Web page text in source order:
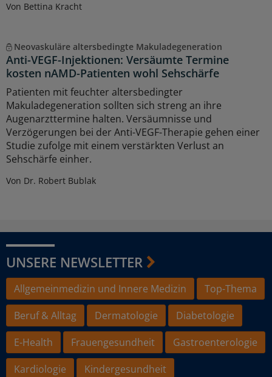
Von Bettina Kracht
Neovaskuläre altersbedingte Makuladegeneration
Anti-VEGF-Injektionen: Versäumte Termine
kosten nAMD-Patienten wohl Sehschärfe
Patienten mit feuchter altersbedingter
Makuladegeneration sollten sich streng an ihre
Augenarzttermine halten. Versäumnisse und
Verzögerungen bei der Anti-VEGF-Therapie gehen einer
Studie zufolge mit einem verstärkten Verlust an
Sehschärfe einher.
Von Dr. Robert Bublak
UNSERE NEWSLETTER
Allgemeinmedizin und Innere Medizin
Top-Thema
Beruf & Alltag
Dermatologie
Diabetologie
E-Health
Frauengesundheit
Gastroenterologie
Kardiologie
Kindergesundheit